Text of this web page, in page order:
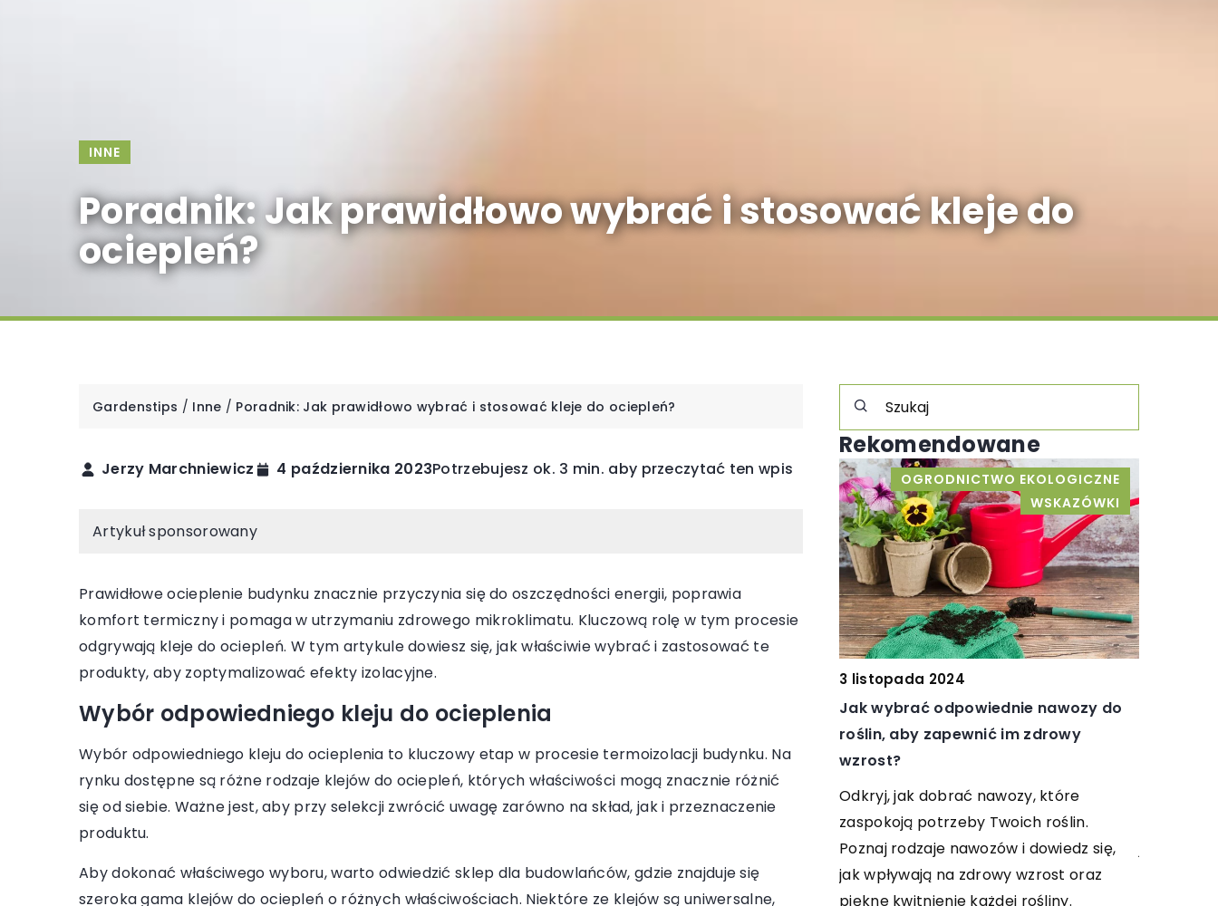
INNE
Poradnik: Jak prawidłowo wybrać i stosować kleje do
ociepleń?
Gardenstips / Inne / Poradnik: Jak prawidłowo wybrać i stosować kleje do ociepleń?
Jerzy Marchniewicz 4 października 2023Potrzebujesz ok. 3 min. aby przeczytać ten wpis
Artykuł sponsorowany
Prawidłowe ocieplenie budynku znacznie przyczynia się do oszczędności energii, poprawia
komfort termiczny i pomaga w utrzymaniu zdrowego mikroklimatu. Kluczową rolę w tym procesie
odgrywają kleje do ociepleń. W tym artykule dowiesz się, jak właściwie wybrać i zastosować te
produkty, aby zoptymalizować efekty izolacyjne.
Wybór odpowiedniego kleju do ocieplenia
Wybór odpowiedniego kleju do ocieplenia to kluczowy etap w procesie termoizolacji budynku. Na
rynku dostępne są różne rodzaje klejów do ociepleń, których właściwości mogą znacznie różnić
się od siebie. Ważne jest, aby przy selekcji zwrócić uwagę zarówno na skład, jak i przeznaczenie
produktu.
Aby dokonać właściwego wyboru, warto odwiedzić sklep dla budowlańców, gdzie znajduje się
szeroka gama klejów do ociepleń o różnych właściwościach. Niektóre ze klejów są uniwersalne,
Rekomendowane
INNE
17 października 2023
Jak dobrać odpowiednie płytki i
mozaiki do stylu Twojego domu?
Poznaj świat płytek i mozaik
dostosowanych do stylu Twojego domu.
Poradnik z praktycznymi wskazówkami,
kształty.
ZIOŁA I PRZYPRAWY
Aromatyczny ogród: jak zioła mogą
Odkryj, jak różnorodne zioła mogą
odmienić Twój ogród, dodając mu nie
tylko aromatycznego uroku, ale także
estetykę. Poznaj korzyści i pomysły na
aranżacje.
OGRODNICTWO EKOLOGICZNE
WSKAZÓWKI
3 listopada 2024
Jak wybrać odpowiednie nawozy do
roślin, aby zapewnić im zdrowy
wzrost?
Odkryj, jak dobrać nawozy, które
zaspokoją potrzeby Twoich roślin.
Poznaj rodzaje nawozów i dowiedz się,
jak wpływają na zdrowy wzrost oraz
piękne kwitnienie każdej rośliny.